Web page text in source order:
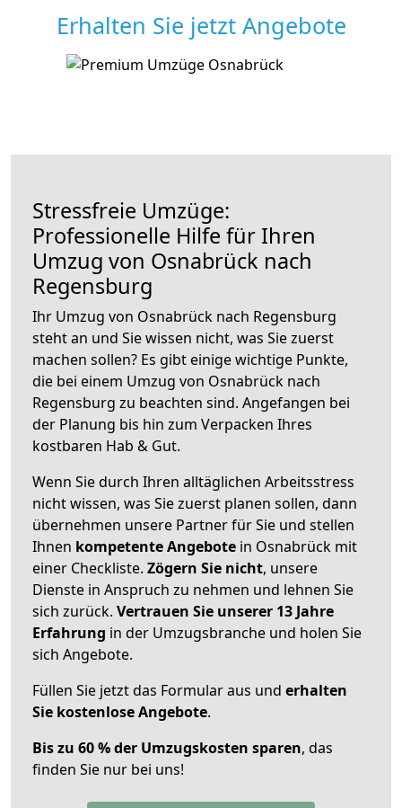
Erhalten Sie jetzt Angebote
Stressfreie Umzüge:
Professionelle Hilfe für Ihren
Umzug von Osnabrück nach
Regensburg
Ihr Umzug von Osnabrück nach Regensburg
steht an und Sie wissen nicht, was Sie zuerst
machen sollen? Es gibt einige wichtige Punkte,
die bei einem Umzug von Osnabrück nach
Regensburg zu beachten sind. Angefangen bei
der Planung bis hin zum Verpacken Ihres
kostbaren Hab & Gut.
Wenn Sie durch Ihren alltäglichen Arbeitsstress
nicht wissen, was Sie zuerst planen sollen, dann
übernehmen unsere Partner für Sie und stellen
Ihnen kompetente Angebote in Osnabrück mit
einer Checkliste. Zögern Sie nicht, unsere
Dienste in Anspruch zu nehmen und lehnen Sie
sich zurück. Vertrauen Sie unserer 13 Jahre
Erfahrung in der Umzugsbranche und holen Sie
sich Angebote.
Füllen Sie jetzt das Formular aus und erhalten
Sie kostenlose Angebote.
Bis zu 60 % der Umzugskosten sparen, das
finden Sie nur bei uns!